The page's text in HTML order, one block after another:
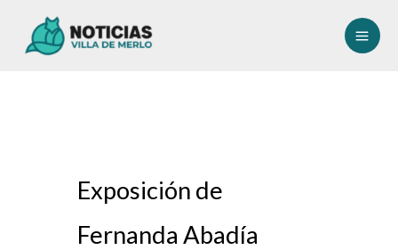
Exposición de
Fernanda Abadía